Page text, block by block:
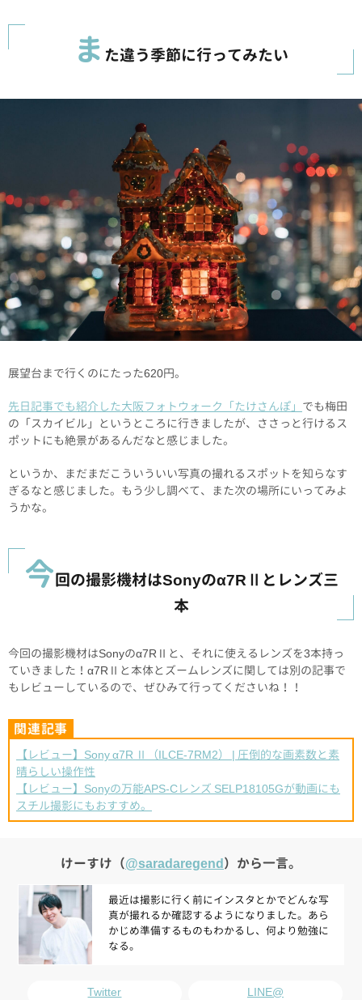
ま た違う季節に行ってみたい
展望台まで行くのにたった620円。
先日記事でも紹介した大阪フォトウォーク「たけさんぽ」 でも梅田
の「スカイビル」というところに行きましたが、ささっと行けるス
ポットにも絶景があるんだなと感じました。
というか、まだまだこういういい写真の撮れるスポットを知らなす
ぎるなと感じました。もう少し調べて、また次の場所にいってみよ
うかな。
今回の撮影機材はSonyのα7RⅡとレンズ三
本
今回の撮影機材はSonyのα7RⅡと、それに使えるレンズを3本持っ
ていきました！α7RⅡと本体とズームレンズに関しては別の記事で
もレビューしているので、ぜひみて行ってくださいね！！
【レビュー】Sony α7R Ⅱ（ILCE-7RM2） | 圧倒的な画素数と素
晴らしい操作性
【レビュー】Sonyの万能APS-Cレンズ SELP18105Gが動画にも
スチル撮影にもおすすめ。
けーすけ（@saradaregend）から一言。
最近は撮影に行く前にインスタとかでどんな写
真が撮れるか確認するようになりました。あら
かじめ準備するものもわかるし、何より勉強に
なる。
Twitter LINE@